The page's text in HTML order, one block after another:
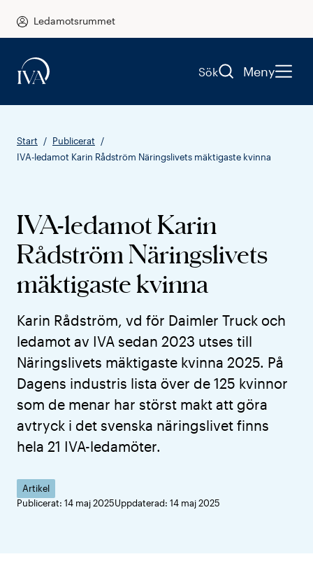
Ledamotsrummet
Sök Meny
Start
Publicerat
IVA-ledamot Karin Rådström Näringslivets mäktigaste kvinna
IVA-ledamot Karin
Rådström Näringslivets
mäktigaste kvinna
Karin Rådström, vd för Daimler Truck och
ledamot av IVA sedan 2023 utses till
Näringslivets mäktigaste kvinna 2025. På
Dagens industris lista över de 125 kvinnor
som de menar har störst makt att göra
avtryck i det svenska näringslivet finns
hela 21 IVA-ledamöter.
Artikel
Publicerat: 14 maj 2025Uppdaterad: 14 maj 2025